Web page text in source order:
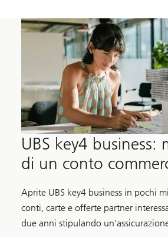
UBS key4 business:
di un conto
Aprite UBS key4 business in pochi
conti, carte e offerte partner
due anni stipulando